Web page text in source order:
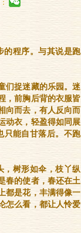
的程序。与其说是跑
们捉迷藏的乐园。迷
，前胸后背的衣服皆
向而去，有人反向而
动衣，轻盈得如同展
只能自甘落后。不跑
，树形如伞，枝丫纵
春的使者，春还在土
都是花，丰满得像一
怎么看，都让人怜爱